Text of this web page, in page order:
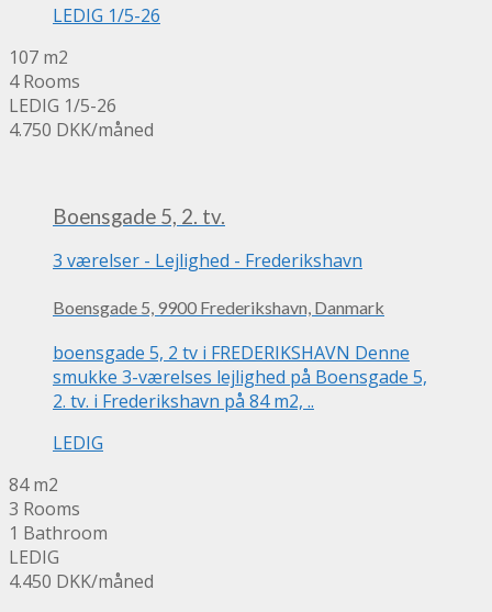
LEDIG 1/5-26
107 m2
4 Rooms
LEDIG 1/5-26
4.750 DKK/måned
Boensgade 5, 2. tv.
3 værelser - Lejlighed - Frederikshavn
Boensgade 5, 9900 Frederikshavn, Danmark
boensgade 5, 2 tv i FREDERIKSHAVN Denne
smukke 3-værelses lejlighed på Boensgade 5,
2. tv. i Frederikshavn på 84 m2, ..
LEDIG
84 m2
3 Rooms
1 Bathroom
LEDIG
4.450 DKK/måned